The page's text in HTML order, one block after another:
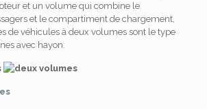
et un volume qui combine le
et le compartiment de chargement,
de véhicules à deux volumes sont le type
avec hayon.